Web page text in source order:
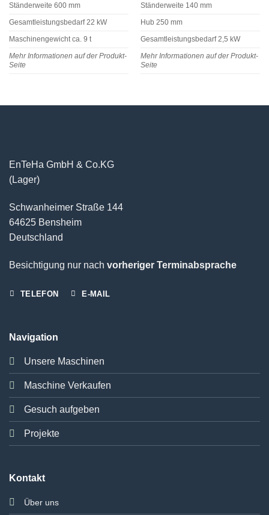
Ständerweite 600 mm
Gesamtleistungsbedarf 22 kW
Maschinengewicht ca. 9 t
Mehr Informationen auf der Produkt-
Seite
Ständerweite 140 mm
Hub 250 mm
Gesamtleistungsbedarf 2,5 kW
Mehr Informationen auf der Produkt-
Seite
EnTeHa GmbH & Co.KG
(Lager)
Schwanheimer Straße 144
64625 Bensheim
Deutschland
Besichtigung nur nach vorheriger Terminabsprache
TELEFON E-MAIL
Navigation
Unsere Maschinen
Maschine Verkaufen
Gesuch aufgeben
Projekte
Kontakt
Über uns